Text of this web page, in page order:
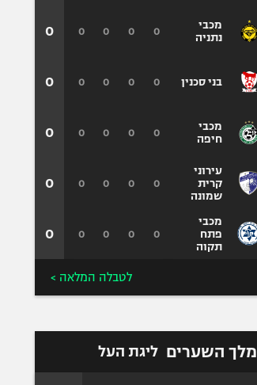
מכבי
נתניה
בני סכנין
מכבי
חיפה
עירוני
קרית
שמונה
מכבי
פתח
תקוה
0
0
0
0
0
0
0
0
0
0
0
0
0
0
0
0
0
0
0
0
0
0
0
0
0
לטבלה המלאה >
מלך השערים ליגת העל